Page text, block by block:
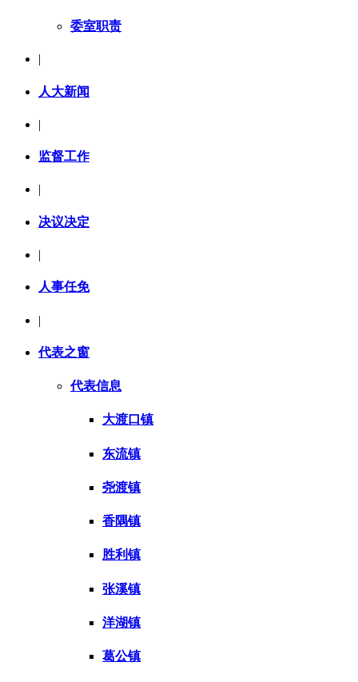
委室职责
|
人大新闻
|
监督工作
决议决定
|
人事任免
|
代表之窗
代表信息
大渡口镇
东流镇
尧渡镇
香隅镇
胜利镇
张溪镇
洋湖镇
葛公镇